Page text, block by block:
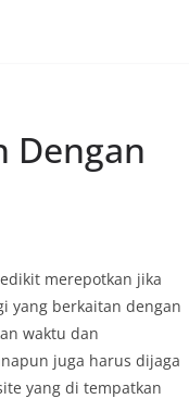
Dengan
merepotkan jika
yang berkaitan dengan
waktu dan
juga harus dijaga
yang di tempatkan